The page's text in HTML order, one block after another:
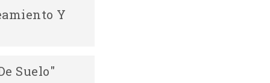
Descargar
Y
Descargar
Suelo"